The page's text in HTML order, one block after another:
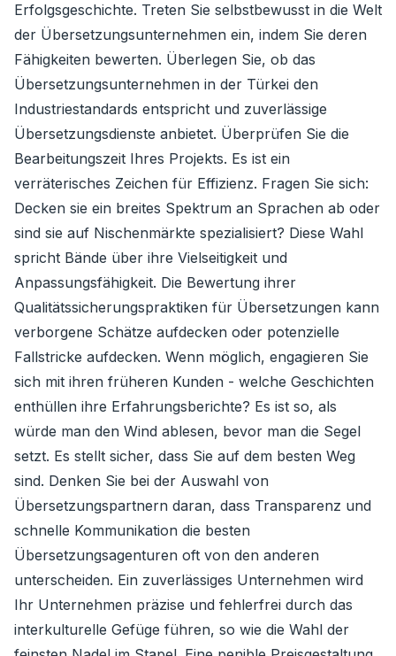
Erfolgsgeschichte. Treten Sie selbstbewusst in die Welt
der Übersetzungsunternehmen ein, indem Sie deren
Fähigkeiten bewerten. Überlegen Sie, ob das
Übersetzungsunternehmen in der Türkei den
Industriestandards entspricht und zuverlässige
Übersetzungsdienste anbietet. Überprüfen Sie die
Bearbeitungszeit Ihres Projekts. Es ist ein
verräterisches Zeichen für Effizienz. Fragen Sie sich:
Decken sie ein breites Spektrum an Sprachen ab oder
sind sie auf Nischenmärkte spezialisiert? Diese Wahl
spricht Bände über ihre Vielseitigkeit und
Anpassungsfähigkeit. Die Bewertung ihrer
Qualitätssicherungspraktiken für Übersetzungen kann
verborgene Schätze aufdecken oder potenzielle
Fallstricke aufdecken. Wenn möglich, engagieren Sie
sich mit ihren früheren Kunden - welche Geschichten
enthüllen ihre Erfahrungsberichte? Es ist so, als
würde man den Wind ablesen, bevor man die Segel
setzt. Es stellt sicher, dass Sie auf dem besten Weg
sind. Denken Sie bei der Auswahl von
Übersetzungspartnern daran, dass Transparenz und
schnelle Kommunikation die besten
Übersetzungsagenturen oft von den anderen
unterscheiden. Ein zuverlässiges Unternehmen wird
Ihr Unternehmen präzise und fehlerfrei durch das
interkulturelle Gefüge führen, so wie die Wahl der